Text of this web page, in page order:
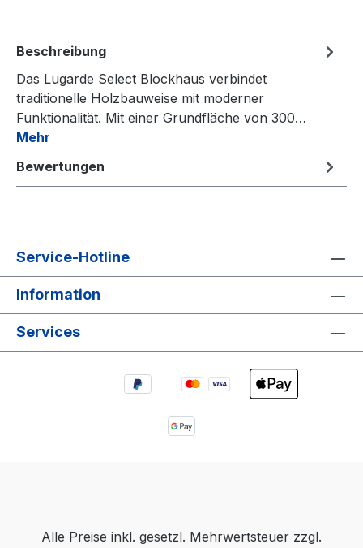
Beschreibung
Das Lugarde Select Blockhaus verbindet
traditionelle Holzbauweise mit moderner
Funktionalität. Mit einer Grundfläche von 300…
Mehr
Bewertungen
Service-Hotline
Information
Services
Alle Preise inkl. gesetzl. Mehrwertsteuer zzgl.